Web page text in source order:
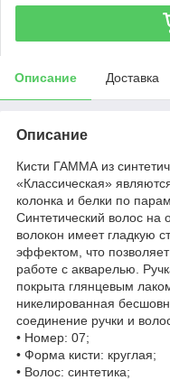
Описание Доставка
Описание
Кисти ГАММА из
«Классическая»
колонка и белки по
Синтетический волос
волокон имеет гладкую
эффектом, что позволяет
работе с акварелью.
покрыта глянцевым
никелированная
соединение ручки и
• Номер: 07;
• Форма кисти: круглая;
• Волос: синтетика;